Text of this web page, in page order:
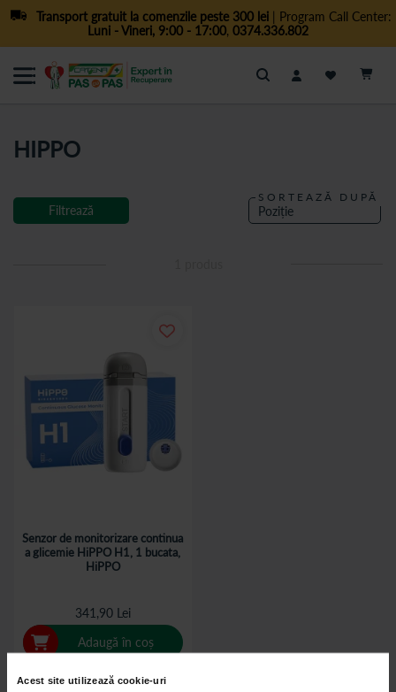
Acest site utilizează cookie-uri
Transport gratuit la comenzile peste 300 lei| Program Call Center:
Luni - Vineri, 9:00 - 17:00, 0374.336.802
Cautare
HIPPO
SORTEAZĂ DUPĂ
Senzor de monitorizare continua
a glicemie HiPPO H1, 1 bucata,
HiPPO
341,90 Lei
Adaugă în coș
Filtrează